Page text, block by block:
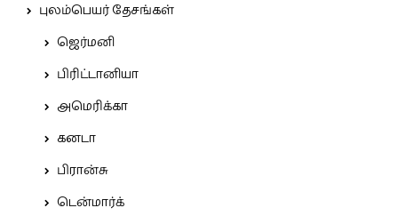
புலம்பெயர் தேசங்கள்
ஜெர்மனி
பிரிட்டானியா
அமெரிக்கா
கனடா
பிரான்சு
டென்மார்க்